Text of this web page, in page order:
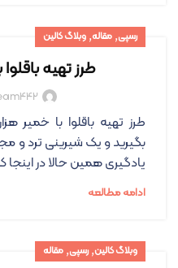
رسپی, مقاله, وبلاگ کالین
طرز تهیه
طرز تهیه باقلوا با خمیر
بگیرید و یک شیرینی ترد و
یادگیری همین حالا در اینجا
ادامه مطالعه
وبلاگ کالین,رسپی, مقاله